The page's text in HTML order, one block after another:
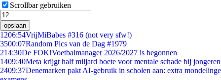
Scrollbar gebruiken
opslaan
1206:54VrijMiBabes #316 (not very sfw!)
3500:07Random Pics van de Dag #1979
214:30De FOK!Voetbalmanager 2026/2027 is begonnen
1409:40Meta krijgt half miljard boete voor mentale schade bij jongeren
2409:37Denemarken pakt AI-gebruik in scholen aan: extra mondelinge